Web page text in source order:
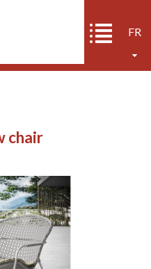
FR
chair